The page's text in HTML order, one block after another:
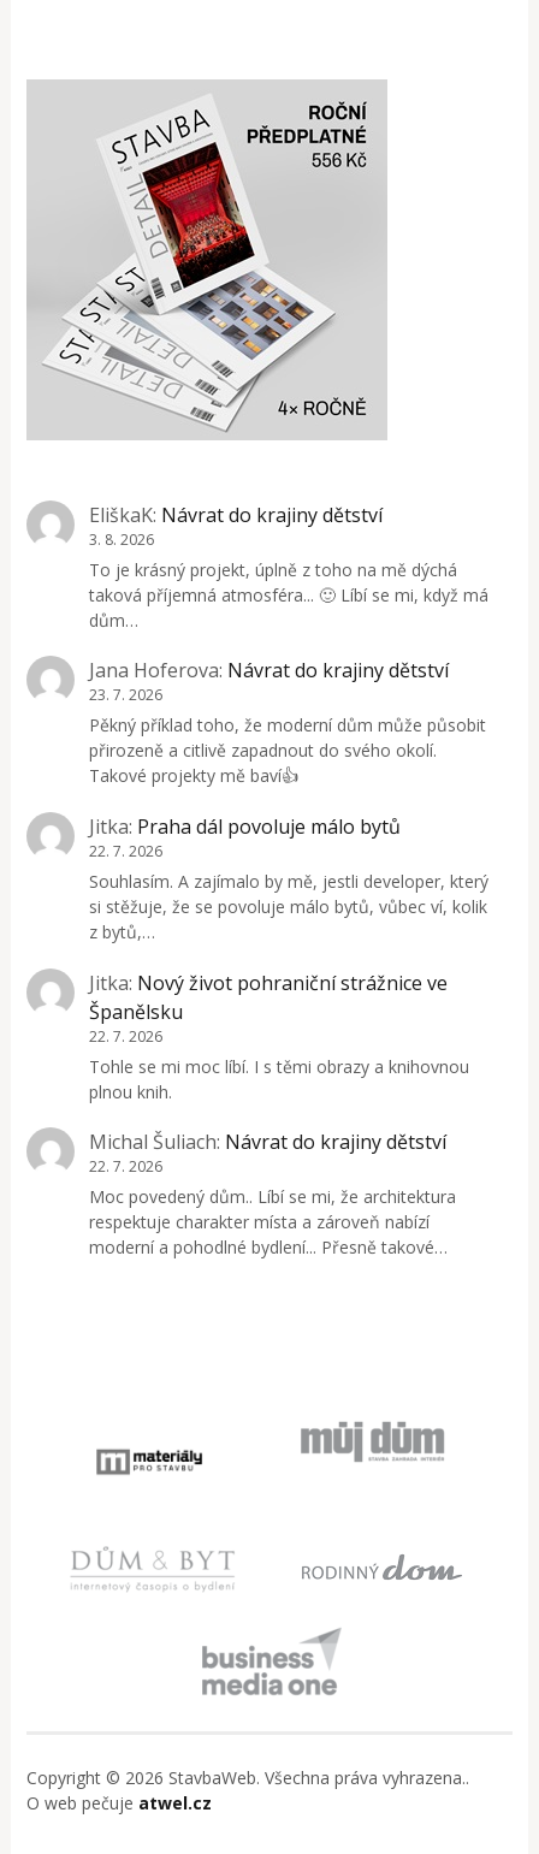
EliškaK: Návrat do krajiny dětství
3. 8. 2026
To je krásný projekt, úplně z toho na mě dýchá
taková příjemná atmosféra... 🙂 Líbí se mi, když má
dům…
Jana Hoferova: Návrat do krajiny dětství
23. 7. 2026
Pěkný příklad toho, že moderní dům může působit
přirozeně a citlivě zapadnout do svého okolí.
Takové projekty mě baví👍
Jitka: Praha dál povoluje málo bytů
22. 7. 2026
Souhlasím. A zajímalo by mě, jestli developer, který
si stěžuje, že se povoluje málo bytů, vůbec ví, kolik
z bytů,…
Jitka: Nový život pohraniční strážnice ve
Španělsku
22. 7. 2026
Tohle se mi moc líbí. I s těmi obrazy a knihovnou
plnou knih.
Michal Šuliach: Návrat do krajiny dětství
22. 7. 2026
Moc povedený dům.. Líbí se mi, že architektura
respektuje charakter místa a zároveň nabízí
moderní a pohodlné bydlení... Přesně takové…
Copyright © 2026 StavbaWeb. Všechna práva vyhrazena..
O web pečuje atwel.cz